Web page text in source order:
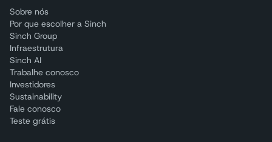
Sobre nós
Por que escolher a Sinch
Sinch Group
Infraestrutura
Sinch AI
Trabalhe conosco
Investidores
Sustainability
Fale conosco
Teste grátis